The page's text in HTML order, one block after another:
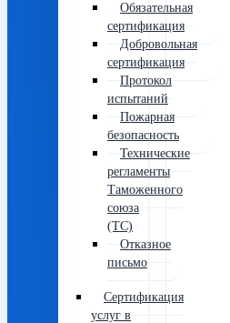
Обязательная
сертификация
Добровольная
сертификация
Протокол
испытаний
Пожарная
безопасность
Технические
регламенты
Таможенного
союза
(ТС)
Отказное
письмо
Сертификация
услуг в